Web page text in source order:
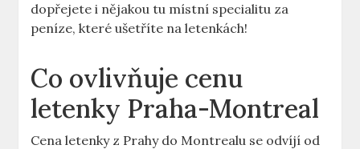
dopřejete i nějakou tu místní specialitu za
peníze, které ušetříte na letenkách!
Co ovlivňuje cenu
letenky Praha-Montreal
Cena letenky z Prahy do Montrealu se odvíjí od